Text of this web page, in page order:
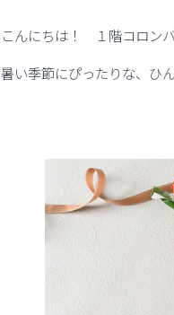
こんにちは！ １階コロン
暑い季節にぴったりな、ひ